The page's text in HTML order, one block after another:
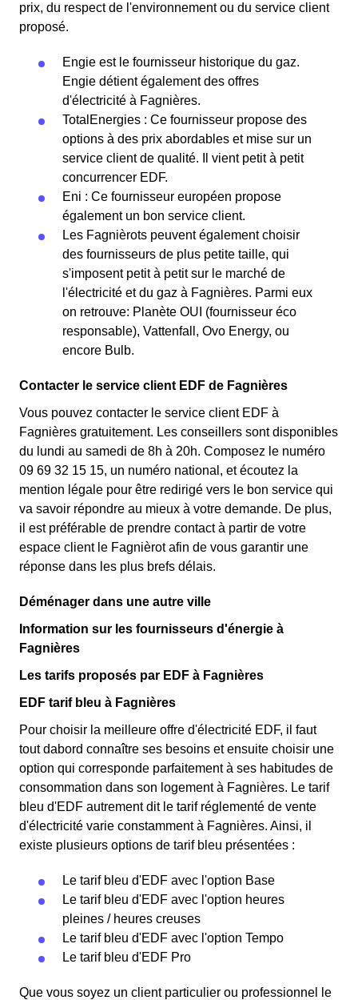
prix, du respect de l'environnement ou du service client
proposé.
Engie est le fournisseur historique du gaz.
Engie détient également des offres
d'électricité à Fagnières.
TotalEnergies : Ce fournisseur propose des
options à des prix abordables et mise sur un
service client de qualité. Il vient petit à petit
concurrencer EDF.
Eni : Ce fournisseur européen propose
également un bon service client.
Les Fagnièrots peuvent également choisir
des fournisseurs de plus petite taille, qui
s'imposent petit à petit sur le marché de
l'électricité et du gaz à Fagnières. Parmi eux
on retrouve: Planète OUI (fournisseur éco
responsable), Vattenfall, Ovo Energy, ou
encore Bulb.
Contacter le service client EDF de Fagnières
Vous pouvez contacter le service client EDF à
Fagnières gratuitement. Les conseillers sont disponibles
du lundi au samedi de 8h à 20h. Composez le numéro
09 69 32 15 15, un numéro national, et écoutez la
mention légale pour être redirigé vers le bon service qui
va savoir répondre au mieux à votre demande. De plus,
il est préférable de prendre contact à partir de votre
espace client le Fagnièrot afin de vous garantir une
réponse dans les plus brefs délais.
Déménager dans une autre ville
Information sur les fournisseurs d'énergie à
Fagnières
Les tarifs proposés par EDF à Fagnières
EDF tarif bleu à Fagnières
Pour choisir la meilleure offre d'électricité EDF, il faut
tout dabord connaître ses besoins et ensuite choisir une
option qui corresponde parfaitement à ses habitudes de
consommation dans son logement à Fagnières. Le tarif
bleu d'EDF autrement dit le tarif réglementé de vente
d'électricité varie constamment à Fagnières. Ainsi, il
existe plusieurs options de tarif bleu présentées :
Le tarif bleu d'EDF avec l'option Base
Le tarif bleu d'EDF avec l'option heures
pleines / heures creuses
Le tarif bleu d'EDF avec l'option Tempo
Le tarif bleu d'EDF Pro
Que vous soyez un client particulier ou professionnel le